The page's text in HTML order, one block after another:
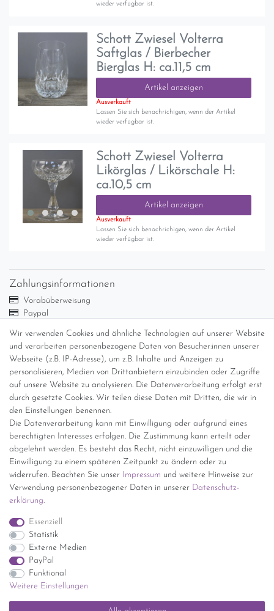
wieder verfügbar ist.
Schott Zwiesel Volterra
Saftglas / Bierbecher
Bierglas H: ca.11,5 cm
Artikel anzeigen
Ausverkauft
Lassen Sie sich benachrichigen, wenn der Artikel
wieder verfügbar ist.
Schott Zwiesel Volterra
Likörglas / Likörschale H:
ca.10,5 cm
Artikel anzeigen
Ausverkauft
Lassen Sie sich benachrichigen, wenn der Artikel
wieder verfügbar ist.
Wir verwenden Cookies und ähnliche Technologien auf unserer Website
und verarbeiten personenbezogene Daten von Besucher:innen unserer
Webseite (z.B. IP-Adresse), um z.B. Inhalte und Anzeigen zu
personalisieren, Medien von Drittanbietern einzubinden oder Zugriffe
auf unsere Website zu analysieren. Die Datenverarbeitung erfolgt erst
durch gesetzte Cookies. Wir teilen diese Daten mit Dritten, die wir in
den Einstellungen benennen.
Die Datenverarbeitung kann mit Einwilligung oder aufgrund eines
berechtigten Interesses erfolgen. Die Zustimmung kann erteilt oder
abgelehnt werden. Es besteht das Recht, nicht einzuwilligen und die
Einwilligung zu einem späteren Zeitpunkt zu ändern oder zu
widerrufen. Beachten Sie unser Impressum und weitere Hinweise zur
Verwendung personenbezogener Daten in unserer Daten­schutz­
erklärung.
Essenziell
Statistik
Externe Medien
PayPal
Funktional
Weitere Einstellungen
Zahlungsinformationen
Vorabüberweisung
Paypal
Versandinformationen
Versand per GLS (6,90 Euro) oder DHL (8,49 Euro ) inkl. MwSt.
(innerhalb Deutschlands)
kostenfreie Lieferung ab 150 Euro Warenwert (innerhalb
Deutschlands)
Übersicht Internationale Versandkosten
Wir kaufen an
Sie haben zuviel Porzellan im Schrank? Gerne kaufen wir dieses an.
Einfach unverbindliches Angebot anfordern.
*Endpreis inkl. MwSt. (Dieser Artikel unterliegt gem. § 25a
UStG der Differenzbesteuerung, ein Ausweis der
Mehrwertsteuer auf der Rechnung erfolgt nicht.)
Impressum Daten­schutz­erklärung